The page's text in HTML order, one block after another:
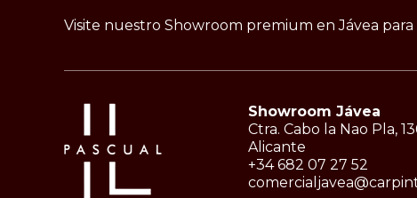
Visite nuestro Showroom premium en Jávea
Showroom Jávea
Ctra. Cabo la Nao Pla,
Alicante
+34 682 07 27 52